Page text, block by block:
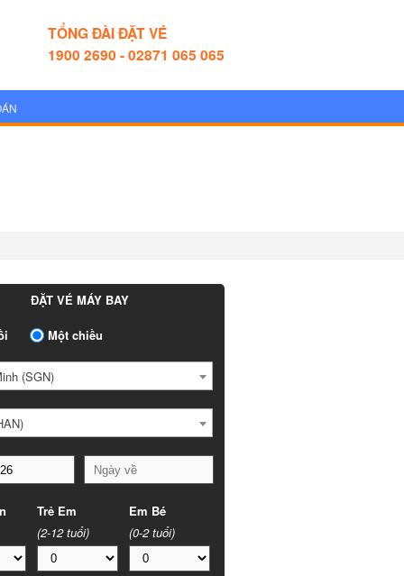
TỔNG ĐÀI ĐẶT VÉ
1900 2690 - 02871 065 065
ĐẶT VÉ MÁY BAY
Một chiều
(SGN)
Trẻ Em
(2-12 tuổi)
Em Bé
(0-2 tuổi)